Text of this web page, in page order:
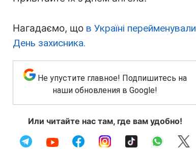
Нагадаємо, що в Україні перейменували
День захисника.
Не упустите главное! Подпишитесь на
наши обновления в Google!
Или читайте нас там, где вам удобно!